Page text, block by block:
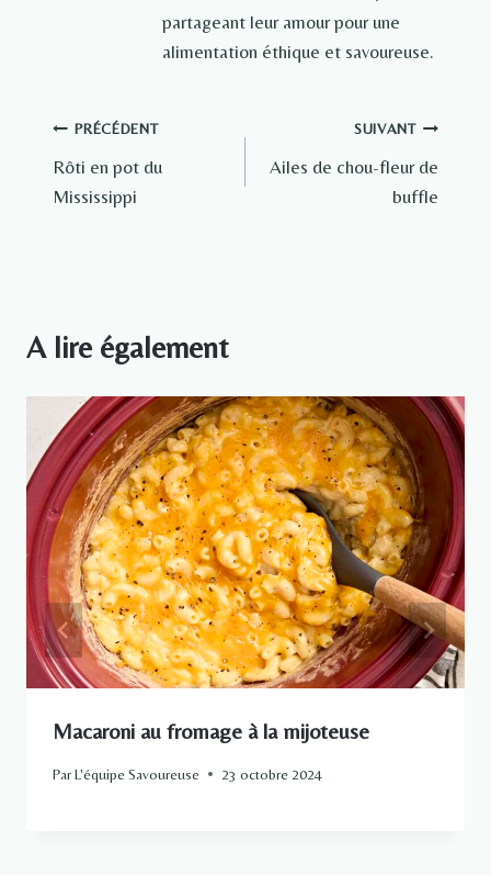
partageant leur amour pour une
alimentation éthique et savoureuse.
Navigation
de
PRÉCÉDENT
Rôti en pot du
Mississippi
SUIVANT
Ailes de chou-fleur de
buffle
A lire également
Macaroni au fromage à la mijoteuse
ParL'équipe Savoureuse 23 octobre 2024